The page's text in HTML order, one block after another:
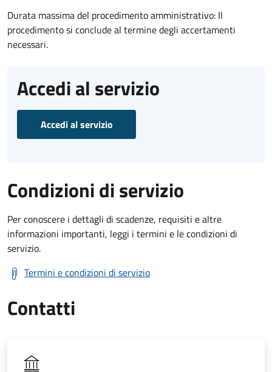
Durata massima del procedimento amministrativo: Il
procedimento si conclude al termine degli accertamenti
necessari.
Accedi al servizio
Accedi al servizio
Condizioni di servizio
Per conoscere i dettagli di scadenze, requisiti e altre
informazioni importanti, leggi i termini e le condizioni di
servizio.
Termini e condizioni di servizio
Contatti